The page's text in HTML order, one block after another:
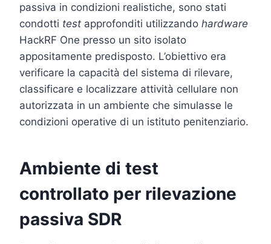
passiva in condizioni realistiche, sono stati
condotti test approfonditi utilizzando hardware
HackRF One presso un sito isolato
appositamente predisposto. L’obiettivo era
verificare la capacità del sistema di rilevare,
classificare e localizzare attività cellulare non
autorizzata in un ambiente che simulasse le
condizioni operative di un istituto penitenziario.
Ambiente di test
controllato per rilevazione
passiva SDR